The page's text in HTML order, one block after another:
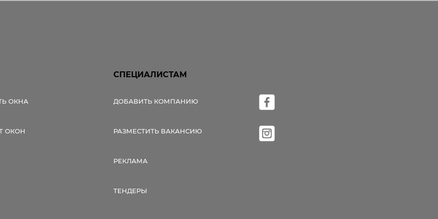
ОКНА
ОКОН
СПЕЦИАЛИСТАМ
ДОБАВИТЬ КОМПАНИЮ
РАЗМЕСТИТЬ ВАКАНСИЮ
РЕКЛАМА
ТЕНДЕРЫ